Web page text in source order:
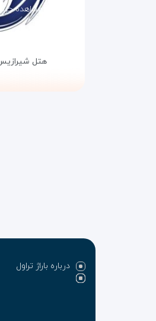
مشاهده
هتل
درباره باراژ تراول